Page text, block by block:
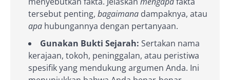
tersebut penting, bagaimana dampaknya, atau
apa hubungannya dengan pertanyaan.
Gunakan Bukti Sejarah: Sertakan nama
kerajaan, tokoh, peninggalan, atau peristiwa
spesifik yang mendukung argumen Anda. Ini